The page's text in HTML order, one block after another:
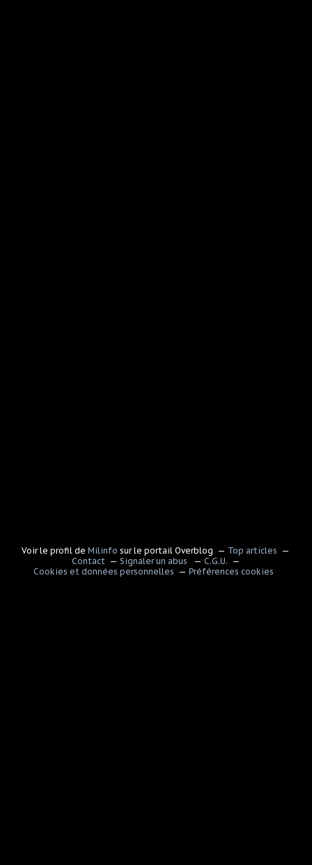
Voir le profil deMilinfo sur le portail Overblog
Top articles
Contact
Signaler un abus
C.G.U.
Cookies et données personnelles
Préférences cookies